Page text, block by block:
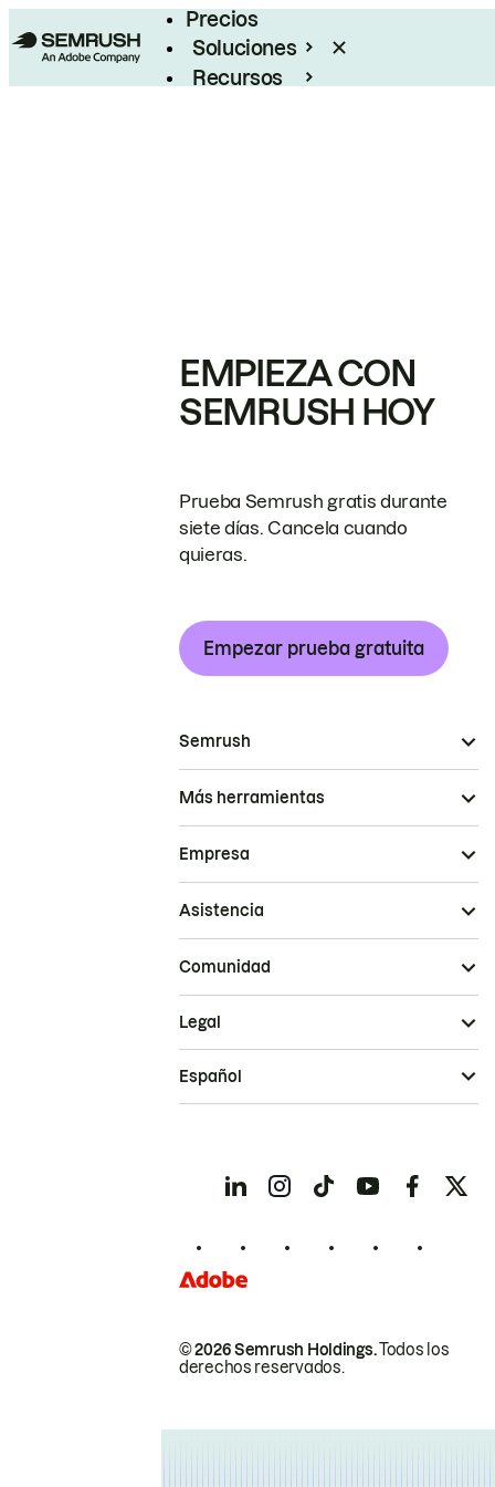
Precios
Soluciones
Recursos
EMPIEZA CON
SEMRUSH HOY
Prueba Semrush gratis durante
siete días. Cancela cuando
quieras.
Empezar prueba gratuita
Semrush
Más herramientas
Empresa
Asistencia
Comunidad
© 2026 Semrush Holdings.Todos los
derechos reservados.
Legal
Español